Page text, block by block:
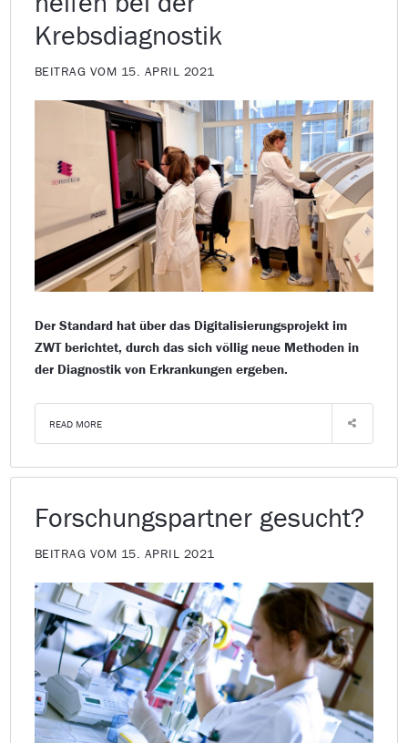
Krebsdiagnostik
BEITRAG VOM 15. APRIL 2021
Der Standard hat über das Digitalisierungsprojekt im
ZWT berichtet, durch das sich völlig neue Methoden in
der Diagnostik von Erkrankungen ergeben.
READ MORE
Forschungspartner gesucht?
BEITRAG VOM 15. APRIL 2021